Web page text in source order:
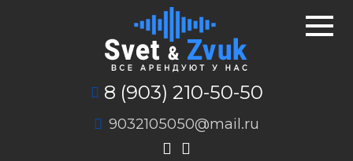
8 (903) 210-50-50
9032105050@mail.ru